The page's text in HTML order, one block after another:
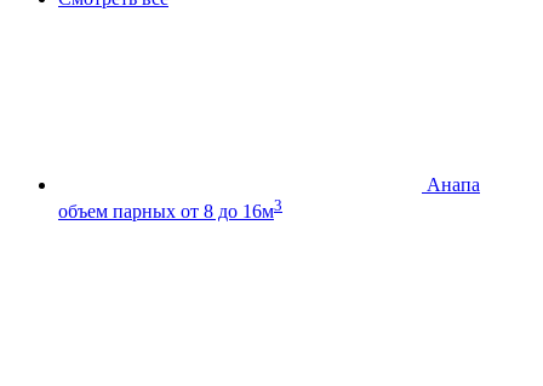
Анапа
объем парных от 8 до 16м3